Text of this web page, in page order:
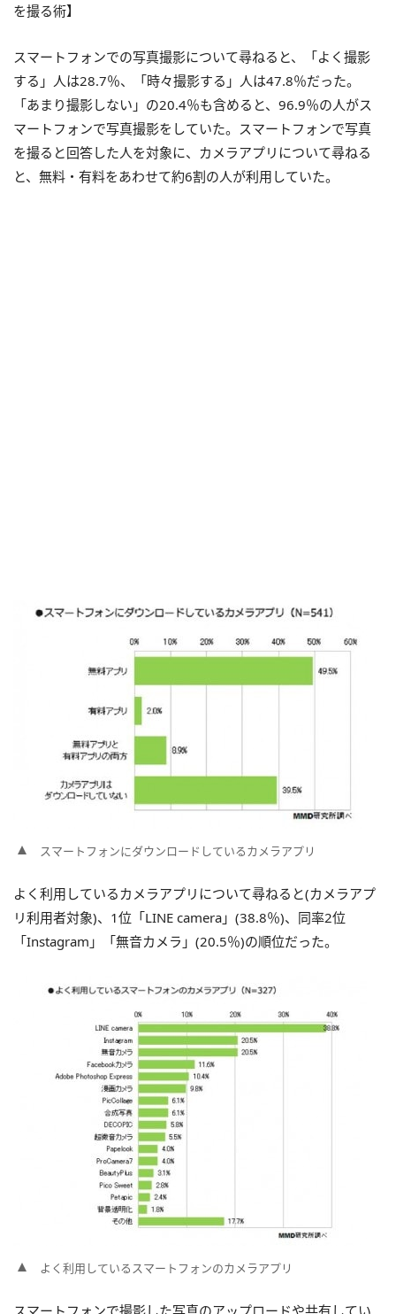
を撮る術】
スマートフォンでの写真撮影について尋ねると、「よく撮影
する」人は28.7％、「時々撮影する」人は47.8％だった。
「あまり撮影しない」の20.4％も含めると、96.9％の人がス
マートフォンで写真撮影をしていた。スマートフォンで写真
を撮ると回答した人を対象に、カメラアプリについて尋ねる
と、無料・有料をあわせて約6割の人が利用していた。
スマートフォンにダウンロードしているカメラアプリ
よく利用しているカメラアプリについて尋ねると(カメラアプ
リ利用者対象)、1位「LINE camera」(38.8％)、同率2位
「Instagram」「無音カメラ」(20.5％)の順位だった。
よく利用しているスマートフォンのカメラアプリ
スマートフォンで撮影した写真のアップロードや共有してい